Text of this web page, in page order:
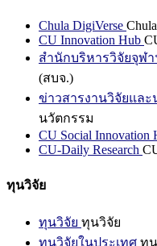
Chula DigiVerse
CU Innovation Hub
สำนักบริหารวิจัยจุฬา
(สบจ.)
ข่าวสารงานวิจัยและ
นวัตกรรม
CU Social Innovation
CU-Daily Research
ทุนวิจัย
ทุนวิจัย ทุนวิจัย
ทุนวิจัยในประเทศ ทุ